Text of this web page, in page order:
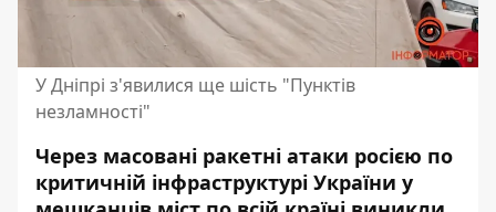
У Дніпрі з'явилися ще шість "Пунктів
незламності"
Через масовані ракетні атаки росією по
критичній інфраструктурі України у